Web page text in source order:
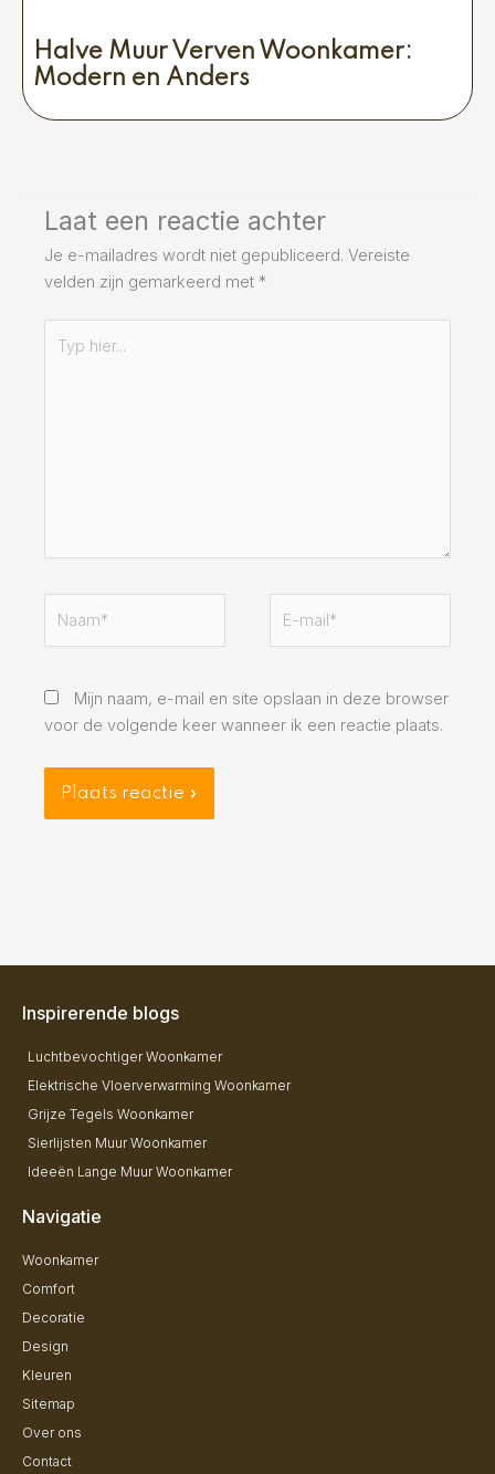
Halve Muur Verven Woonkamer:
Modern en Anders
Laat een reactie achter
Je e-mailadres wordt niet gepubliceerd. Vereiste
velden zijn gemarkeerd met *
hier...
mail*
Mijn naam, e-mail en site opslaan in deze browser
voor de volgende keer wanneer ik een reactie plaats.
Inspirerende blogs
Luchtbevochtiger Woonkamer
Elektrische Vloerverwarming Woonkamer
Grijze Tegels Woonkamer
Sierlijsten Muur Woonkamer
Ideeën Lange Muur Woonkamer
Navigatie
Woonkamer
Comfort
Decoratie
Design
Kleuren
Sitemap
Over ons
Contact